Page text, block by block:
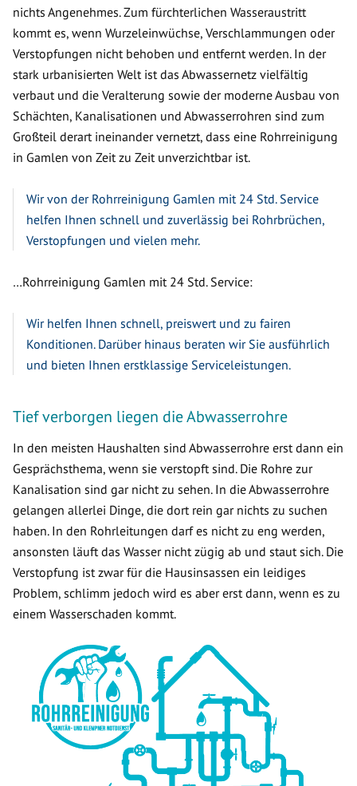
nichts Angenehmes. Zum fürchterlichen Wasseraustritt
kommt es, wenn Wurzeleinwüchse, Verschlammungen oder
Verstopfungen nicht behoben und entfernt werden. In der
stark urbanisierten Welt ist das Abwassernetz vielfältig
verbaut und die Veralterung sowie der moderne Ausbau von
Schächten, Kanalisationen und Abwasserrohren sind zum
Großteil derart ineinander vernetzt, dass eine Rohrreinigung
in Gamlen von Zeit zu Zeit unverzichtbar ist.
Wir von der Rohrreinigung Gamlen mit 24 Std. Service
helfen Ihnen schnell und zuverlässig bei Rohrbrüchen,
Verstopfungen und vielen mehr.
…Rohrreinigung Gamlen mit 24 Std. Service:
Wir helfen Ihnen schnell, preiswert und zu fairen
Konditionen. Darüber hinaus beraten wir Sie ausführlich
und bieten Ihnen erstklassige Serviceleistungen.
Tief verborgen liegen die Abwasserrohre
In den meisten Haushalten sind Abwasserrohre erst dann ein
Gesprächsthema, wenn sie verstopft sind. Die Rohre zur
Kanalisation sind gar nicht zu sehen. In die Abwasserrohre
gelangen allerlei Dinge, die dort rein gar nichts zu suchen
haben. In den Rohrleitungen darf es nicht zu eng werden,
ansonsten läuft das Wasser nicht zügig ab und staut sich. Die
Verstopfung ist zwar für die Hausinsassen ein leidiges
Problem, schlimm jedoch wird es aber erst dann, wenn es zu
einem Wasserschaden kommt.